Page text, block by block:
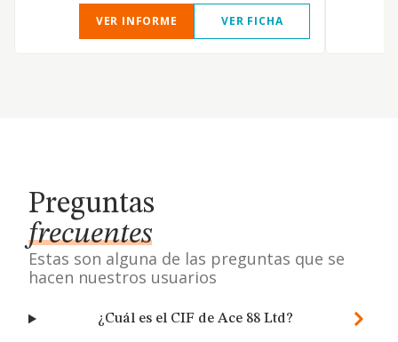
VER INFORME VER FICHA
Preguntas
frecuentes
Estas son alguna de las preguntas que se
hacen nuestros usuarios
¿Cuál es el CIF de Ace 88 Ltd?